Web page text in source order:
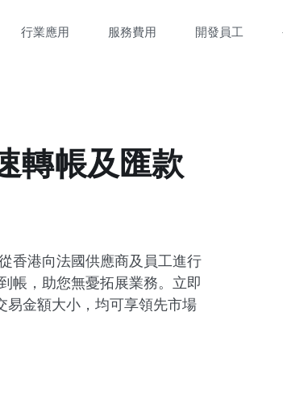
行業應用 服務費用 開發員工
轉帳及匯款
香港向法國供應商及員工進行
帳，助您無憂拓展業務。立即
金額大小，均可享領先市場